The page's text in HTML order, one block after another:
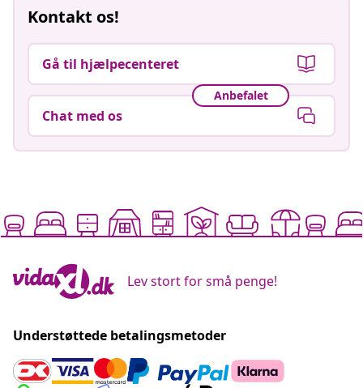
Kontakt os!
Gå til hjælpecenteret
Anbefalet
Chat med os
Lev stort for små penge!
Understøttede betalingsmetoder